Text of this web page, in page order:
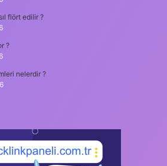
flört edilir ?
?
nelerdir ?